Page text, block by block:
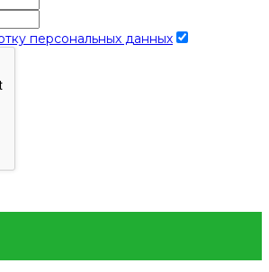
персональных данных